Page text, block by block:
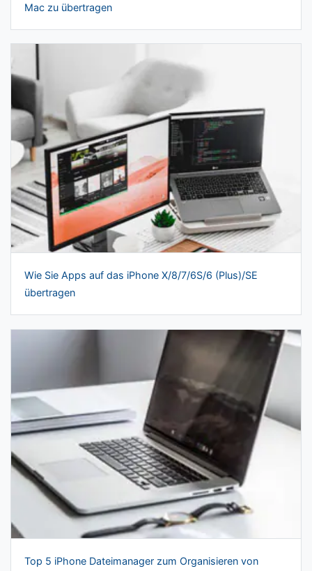
Mac zu übertragen
Wie Sie Apps auf das iPhone X/8/7/6S/6 (Plus)/SE
übertragen
Top 5 iPhone Dateimanager zum Organisieren von